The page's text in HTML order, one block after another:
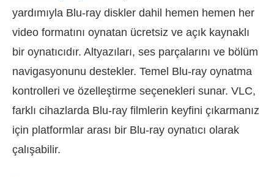
yardımıyla Blu-ray diskler dahil hemen hemen her
video formatını oynatan ücretsiz ve açık kaynaklı
bir oynatıcıdır. Altyazıları, ses parçalarını ve bölüm
navigasyonunu destekler. Temel Blu-ray oynatma
kontrolleri ve özelleştirme seçenekleri sunar. VLC,
farklı cihazlarda Blu-ray filmlerin keyfini çıkarmanız
için platformlar arası bir Blu-ray oynatıcı olarak
çalışabilir.